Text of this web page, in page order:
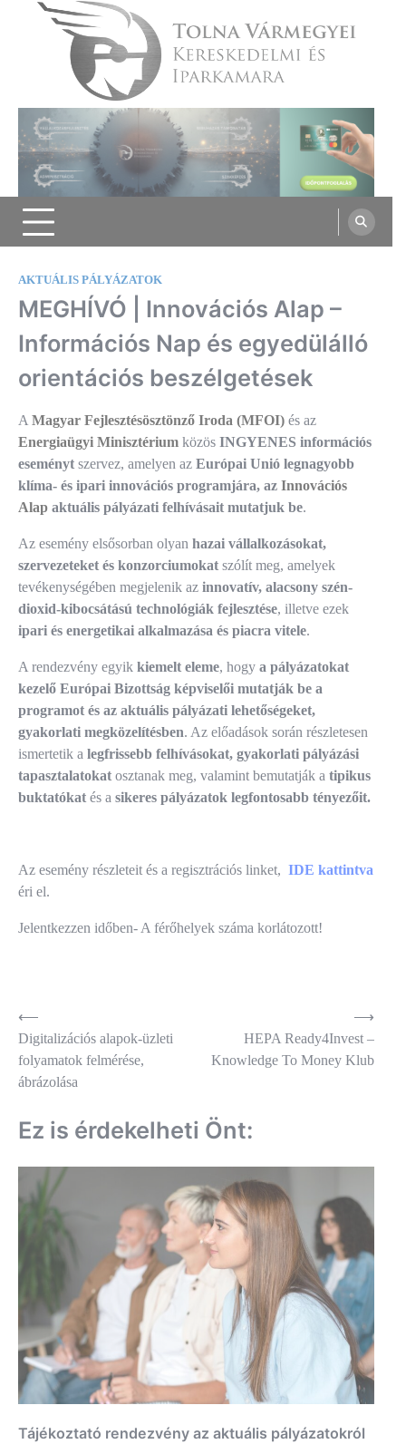
Tolna Vármegyei Kereskedelmi és
Iparkamara
AKTUÁLIS PÁLYÁZATOK
MEGHÍVÓ | Innovációs Alap –
Információs Nap és egyedülálló
orientációs beszélgetések
A Magyar Fejlesztésösztönző Iroda (MFOI) és az
Energiaügyi Minisztérium közös INGYENES információs
eseményt szervez, amelyen az Európai Unió legnagyobb
klíma- és ipari innovációs programjára, az Innovációs
Alap aktuális pályázati felhívásait mutatjuk be.
Az esemény elsősorban olyan hazai vállalkozásokat,
szervezeteket és konzorciumokat szólít meg, amelyek
tevékenységében megjelenik az innovatív, alacsony szén-
dioxid-kibocsátású technológiák fejlesztése, illetve ezek
ipari és energetikai alkalmazása és piacra vitele.
A rendezvény egyik kiemelt eleme, hogy a pályázatokat
kezelő Európai Bizottság képviselői mutatják be a
programot és az aktuális pályázati lehetőségeket,
gyakorlati megközelítésben. Az előadások során részletesen
ismertetik a legfrissebb felhívásokat, gyakorlati pályázási
tapasztalatokat osztanak meg, valamint bemutatják a tipikus
buktatókat és a sikeres pályázatok legfontosabb tényezőit.
Az esemény részleteit és a regisztrációs linket, IDE kattintva
éri el.
Jelentkezzen időben- A férőhelyek száma korlátozott!
Bejegyzés
navigáció
⟵
Digitalizációs alapok-üzleti
folyamatok felmérése,
ábrázolása
HEPA Ready4Invest –
Knowledge To Money Klub
⟶
Ez is érdekelheti Önt:
Tájékoztató rendezvény az aktuális pályázatokról